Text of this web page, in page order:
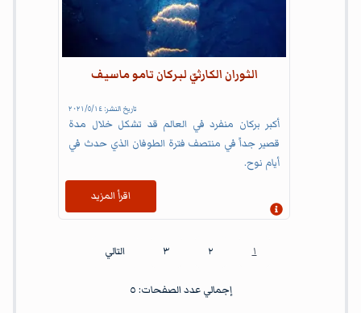
الثوران الكارثيّ لبركان تامو ماسيف
تاريخ النشر: ١٤‏/٥‏/٢٠٢١
أكبر بركان منفرد في العالم قد تشكل خلال مدة
قصير جداً في منتصف فترة الطوفان الذي حدث في
أيام نوح.
إظهار المعلومات
اقرأ المزيد
١ ٢ ٣ التالي
إجمالي عدد الصفحات: ٥